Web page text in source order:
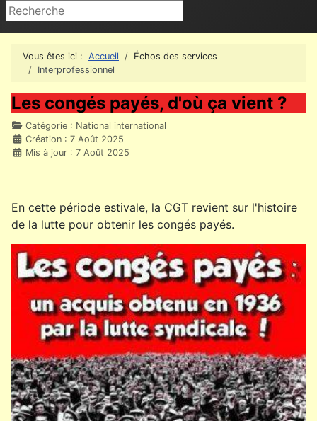
Rechercher
Vous êtes ici : Accueil
Échos des services
Interprofessionnel
Les congés payés, d'où ça vient ?
DétailsCatégorie : National international
Création : 7 Août 2025
Mis à jour : 7 Août 2025
En cette période estivale, la CGT revient sur l'histoire
de la lutte pour obtenir les congés payés.